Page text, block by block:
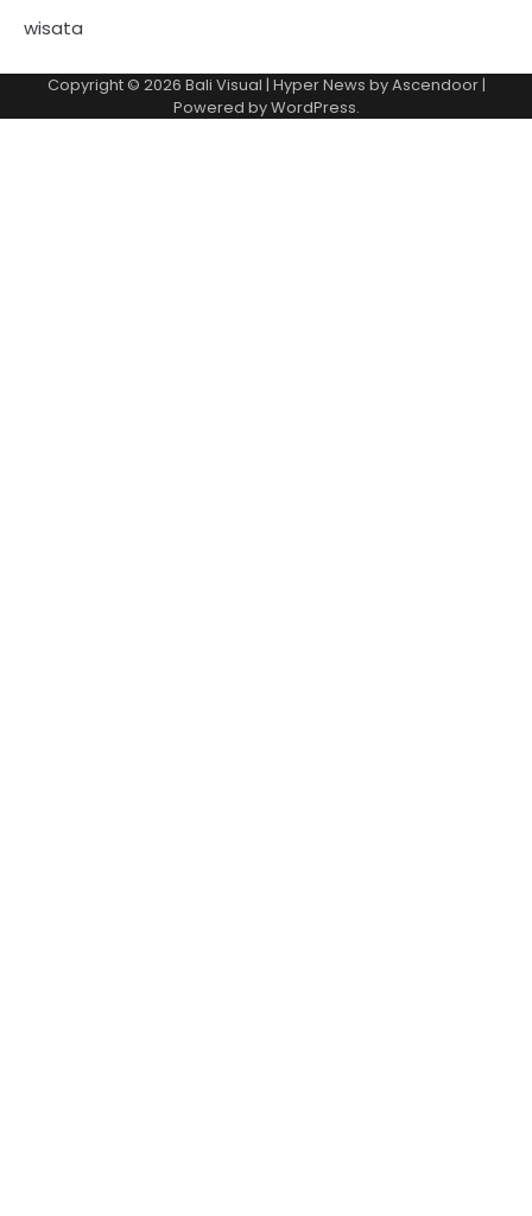
wisata
Copyright © 2026 Bali Visual | Hyper News byAscendoor|
Powered byWordPress.